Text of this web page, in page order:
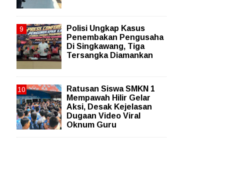
Polisi Ungkap Kasus
Penembakan Pengusaha
Di Singkawang, Tiga
Tersangka Diamankan
Ratusan Siswa SMKN 1
Mempawah Hilir Gelar
Aksi, Desak Kejelasan
Dugaan Video Viral
Oknum Guru